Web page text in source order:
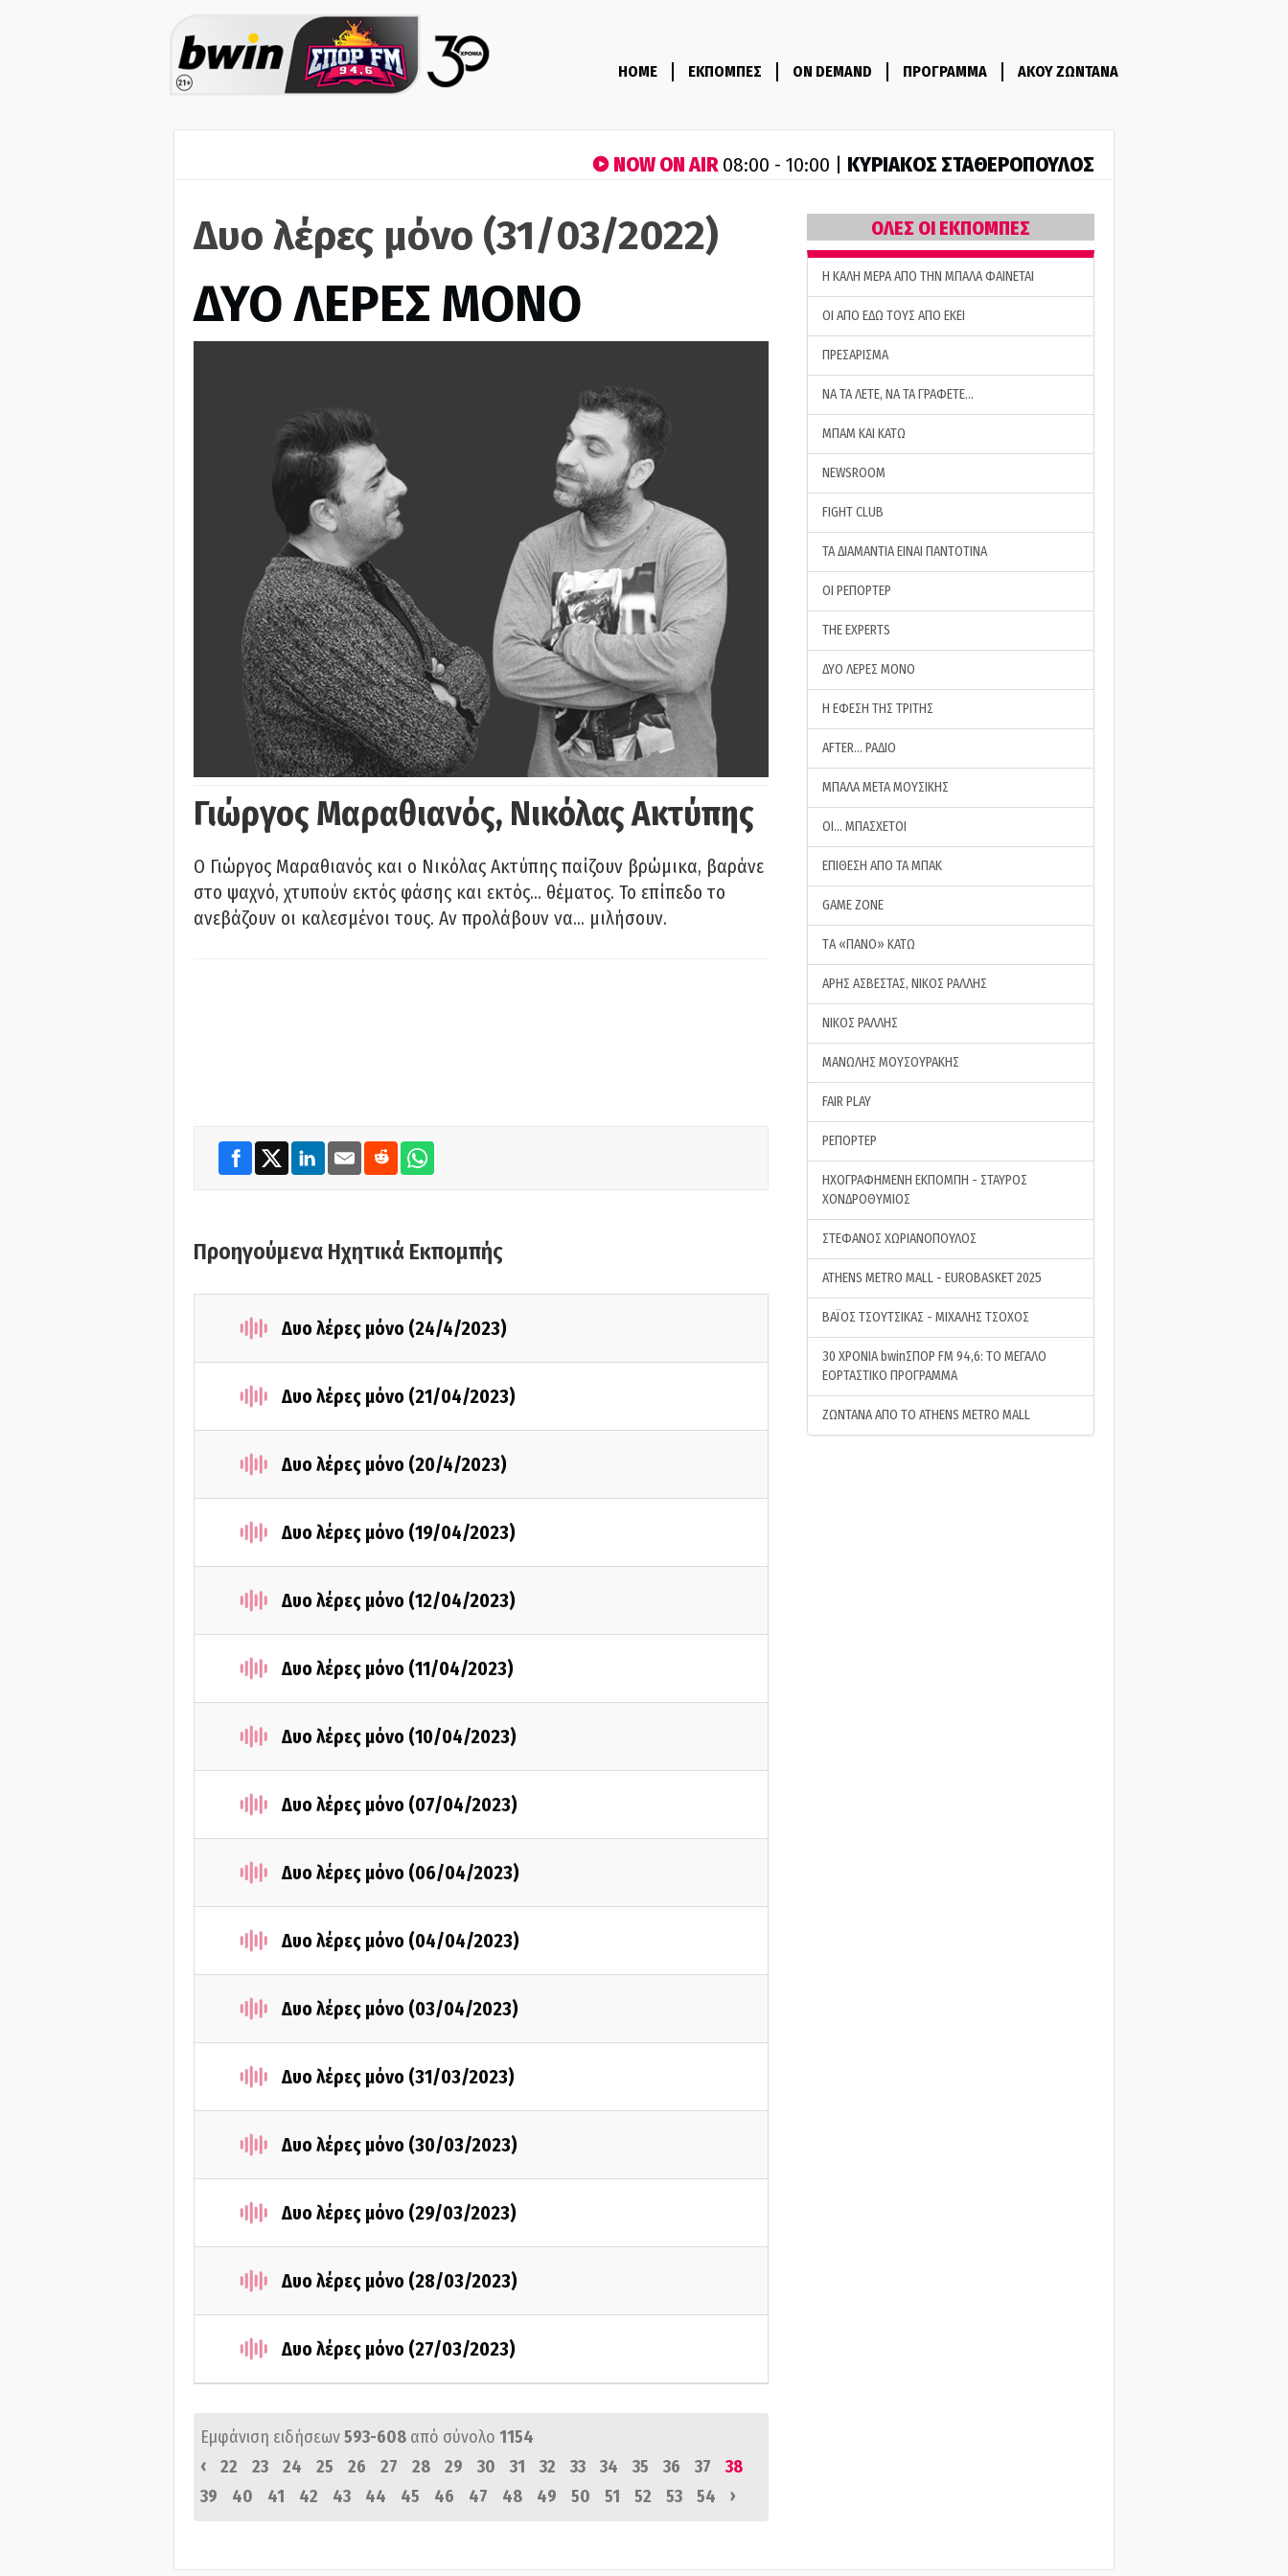
HOME ΕΚΠΟΜΠΕΣ ON DEMAND ΠΡΟΓΡΑΜΜΑ ΑΚΟΥ ΖΩΝΤΑΝΑ
NOW ON AIR08:00 - 10:00 | ΚΥΡΙΑΚΟΣ ΣΤΑΘΕΡΟΠΟΥΛΟΣ
Δυο λέρες μόνο (31/03/2022)
ΔΥΟ ΛΕΡΕΣ ΜΟΝΟ
Γιώργος Μαραθιανός, Νικόλας Ακτύπης
Ο Γιώργος Μαραθιανός και ο Νικόλας Ακτύπης παίζουν βρώμικα, βαράνε
στο ψαχνό, χτυπούν εκτός φάσης και εκτός… θέματος. Το επίπεδο το
ανεβάζουν οι καλεσμένοι τους. Αν προλάβουν να… μιλήσουν.
Προηγούμενα Ηχητικά Εκπομπής
Δυο λέρες μόνο (24/4/2023)
Δυο λέρες μόνο (21/04/2023)
Δυο λέρες μόνο (20/4/2023)
Δυο λέρες μόνο (19/04/2023)
Δυο λέρες μόνο (12/04/2023)
Δυο λέρες μόνο (11/04/2023)
Δυο λέρες μόνο (10/04/2023)
Δυο λέρες μόνο (07/04/2023)
Δυο λέρες μόνο (06/04/2023)
Δυο λέρες μόνο (04/04/2023)
Δυο λέρες μόνο (03/04/2023)
Δυο λέρες μόνο (31/03/2023)
Δυο λέρες μόνο (30/03/2023)
Δυο λέρες μόνο (29/03/2023)
Δυο λέρες μόνο (28/03/2023)
Δυο λέρες μόνο (27/03/2023)
Εμφάνιση ειδήσεων593-608 από σύνολο 1154
‹
22 23 24 25 26 27 28 29 30 31 32 33 34 35 36 37
38
39
40 41 42 43 44 45 46 47 48 49 50 51 52 53 54 ›
ΟΛΕΣ ΟΙ ΕΚΠΟΜΠΕΣ
H ΚΑΛΗ ΜΕΡΑ ΑΠΟ ΤΗΝ ΜΠΑΛΑ ΦΑΙΝΕΤΑΙ
ΟΙ ΑΠΟ ΕΔΩ ΤΟΥΣ ΑΠΟ ΕΚΕΙ
ΠΡΕΣΑΡΙΣΜΑ
ΝΑ ΤΑ ΛΕΤΕ, ΝΑ ΤΑ ΓΡΑΦΕΤΕ…
ΜΠΑΜ ΚΑΙ ΚΑΤΩ
NEWSROOM
FIGHT CLUB
ΤΑ ΔΙΑΜΑΝΤΙΑ ΕΙΝΑΙ ΠΑΝΤΟΤΙΝΑ
ΟΙ ΡΕΠΟΡΤΕΡ
THE EXPERTS
ΔΥΟ ΛΕΡΕΣ ΜΟΝΟ
Η ΕΦΕΣΗ ΤΗΣ ΤΡΙΤΗΣ
AFTER… ΡΑΔΙΟ
ΜΠΑΛΑ ΜΕΤΑ ΜΟΥΣΙΚΗΣ
ΟΙ… ΜΠΑΣΧΕΤΟΙ
ΕΠΙΘΕΣΗ ΑΠΟ ΤΑ ΜΠΑΚ
GAME ZONE
ΤA «ΠΑΝΟ» ΚΑΤΩ
ΑΡΗΣ ΑΣΒΕΣΤΑΣ, ΝΙΚΟΣ ΡΑΛΛΗΣ
ΝΙΚΟΣ ΡΑΛΛΗΣ
ΜΑΝΩΛΗΣ ΜΟΥΣΟΥΡΑΚΗΣ
FAIR PLAY
ΡΕΠΟΡΤΕΡ
ΗΧΟΓΡΑΦΗΜΕΝΗ ΕΚΠΟΜΠΗ - ΣΤΑΥΡΟΣ
ΧΟΝΔΡΟΘΥΜΙΟΣ
ΣΤΕΦΑΝΟΣ ΧΩΡΙΑΝΟΠΟΥΛΟΣ
ATHENS METRO MALL - EUROBASKET 2025
ΒΑΪΟΣ ΤΣΟΥΤΣΙΚΑΣ - ΜΙΧΑΛΗΣ ΤΣΟΧΟΣ
30 ΧΡΟΝΙΑ bwinΣΠΟΡ FM 94,6: ΤΟ ΜΕΓΑΛΟ
ΕΟΡΤΑΣΤΙΚΟ ΠΡΟΓΡΑΜΜΑ
ΖΩΝΤΑΝΑ ΑΠΟ ΤΟ ATHENS METRO MALL